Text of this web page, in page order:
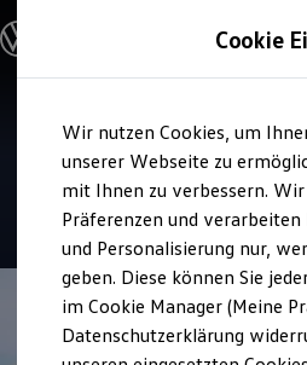
Hauptinhalt
springen
Footer
springen
Modelle und Konfigurator
Modelle vergleichen
Elektroautos
ENERGY Sondermodelle
Nutzfahrzeuge
SUV und CUV
Familienautos
Kombis
Kompaktwagen
Sportwagen
Schnell verfügbare Fahrzeuge
Angebote und Produkte
Aktuelle Angebote
Verkauf und Service
Gottfried
4.6| 670
Cookie
Wir nutzen Cookies, um
unserer Webseite zu
mit Ihnen zu verbessern.
Präferenzen und
und Personalisierung nur,
geben. Diese können Sie
im Cookie Manager (Meine
Datenschutzerklärung